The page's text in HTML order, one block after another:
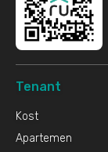
Tenant
Kost
Apartemen